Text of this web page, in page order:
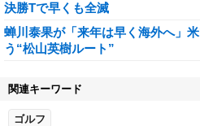
決勝Tで早くも全滅
蝉川泰果が「来年は早く海外へ」
う“松山英樹ルート”
関連キーワード
ゴルフ